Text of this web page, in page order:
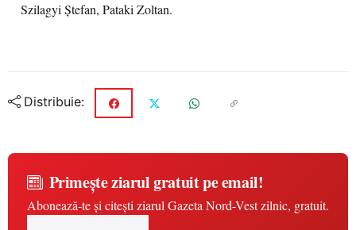
Szilagyi Ştefan, Pataki Zoltan.
Distribuie:
Primește ziarul gratuit pe email!
Abonează-te și citești ziarul Gazeta Nord-Vest zilnic, gratuit.